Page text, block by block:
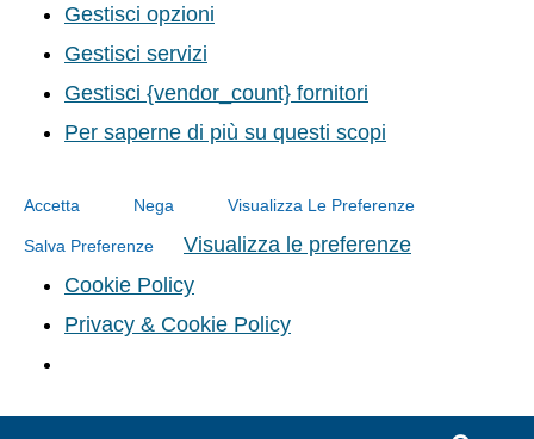
Gestisci opzioni
Gestisci servizi
Gestisci {vendor_count} fornitori
Per saperne di più su questi scopi
Accetta Nega Visualizza Le Preferenze
Salva Preferenze
Visualizza le preferenze
Cookie Policy
Privacy & Cookie Policy